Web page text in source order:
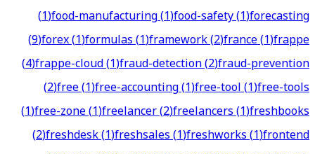
(1)food-manufacturing(1)food-safety(1)forecasting
(9)forex(1)formulas(1)framework(2)france(1)frappe
(4)frappe-cloud(1)fraud-detection(2)fraud-prevention
(2)free(1)free-accounting(1)free-tool(1)free-tools
(1)free-zone(1)freelancer(2)freelancers(1)freshbooks
(2)freshdesk(1)freshsales(1)freshworks(1)frontend